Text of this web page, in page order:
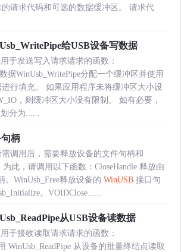
请求代码和可选的数据缓冲区。 请求代
给USB设备写数据
于发送写入请求请求的函数：
据WinUsb_WritePipe分配一个缓冲区并使用
行填充。 如果应用程序未将缓冲区大小设
，则缓冲区大小没有限制。 如有必要，
分为......
柄
调用后，需要释放设备的文件句柄和
此，请调用以下函数：CloseHandle 释放由
。WinUsb_Free释放设备的 WinUSB 接口句
。VOIDClose......
从USB设备读数据
于接收读取请求请求的函数：
WinUsb_ReadPipe 从设备的批量终结点读取